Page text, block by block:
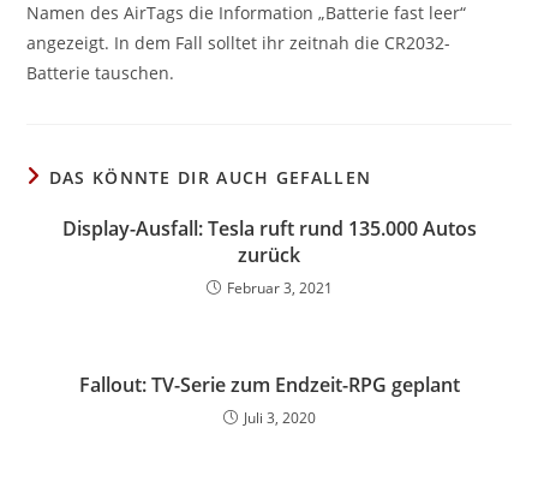
Namen des AirTags die Information „Batterie fast leer“
angezeigt. In dem Fall solltet ihr zeitnah die CR2032-
Batterie tauschen.
DAS KÖNNTE DIR AUCH GEFALLEN
Display-Ausfall: Tesla ruft rund 135.000 Autos
zurück
Februar 3, 2021
Fallout: TV-Serie zum Endzeit-RPG geplant
Juli 3, 2020